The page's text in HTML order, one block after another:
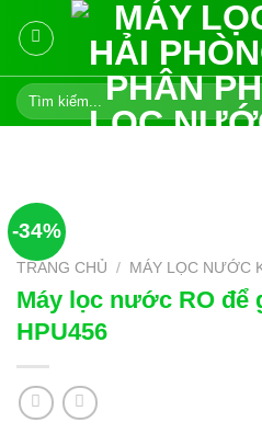
Tìm
kiếm:
-34%
TRANG CHỦ / MÁY LỌC NƯỚC
Máy lọc nước RO để
HPU456